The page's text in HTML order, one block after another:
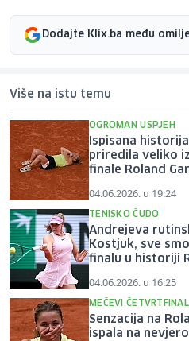
Dodajte Klix.ba među
Više na istu temu
OGROMAN USPJEH
Ispisana
priredila veliko
finale Roland
04.06.2026. u 19:24
TENISKO ČUDO
Andrejeva
Kostjuk, sve
finalu u historiji
04.06.2026. u 16:25
MEČEVI
Senzacija na
ispala na